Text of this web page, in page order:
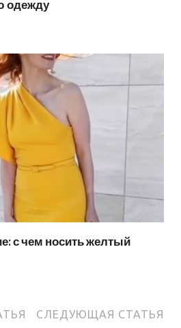
одежду
с чем носить желтый
СЛЕДУЮЩАЯ СТАТЬЯ